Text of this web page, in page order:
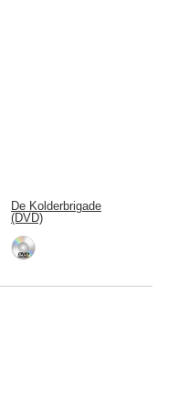
De Kolderbrigade
(DVD)